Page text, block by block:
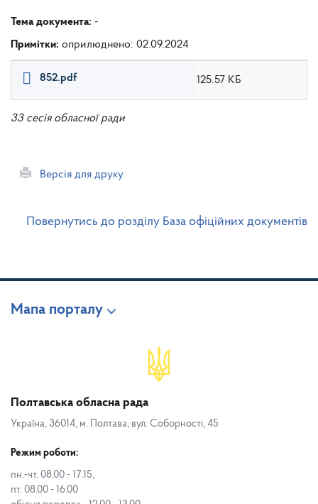
Тема документа: -
Примітки: оприлюднено: 02.09.2024
852.pdf 125.57 КБ
33 сесія обласної ради
Версія для друку
Повернутись до розділу База офіційних документів
Мапа порталу
Полтавська обласна рада
Україна, 36014, м. Полтава, вул. Соборності, 45
Режим роботи:
пн.-чт. 08.00 - 17.15,
пт. 08.00 - 16.00